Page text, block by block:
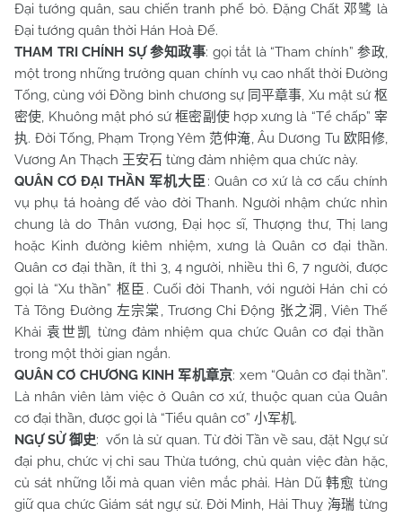
Đại tướng quân, sau chiến tranh phế bỏ. Đặng Chất 邓骘 là
Đại tướng quân thời Hán Hoà Đế.
THAM TRI CHÍNH SỰ参知政事: gọi tắt là “Tham chính” 参政,
một trong những trưởng quan chính vụ cao nhất thời Đường
Tống, cùng với Đồng bình chương sự 同平章事, Xu mật sứ枢
密使, Khuông mật phó sứ框密副使hợp xưng là “Tể chấp”宰
执. Đời Tống, Phạm Trọng Yêm范仲淹, Âu Dương Tu 欧阳修,
Vương An Thạch 王安石 từng đảm nhiệm qua chức này.
QUÂN CƠ ĐẠI THẦN 军机大臣 : Quân cơ xứ là cơ cấu chính
vụ phụ tá hoàng đế vào đời Thanh. Người nhậm chức nhìn
chung là do Thân vương, Đại học sĩ, Thượng thư, Thị lang
hoặc Kinh đường kiêm nhiệm, xưng là Quân cơ đại thần.
Quân cơ đại thần, ít thì 3, 4 người, nhiều thì 6, 7 người, được
gọi là “Xu thần” 枢臣 . Cuối đời Thanh, với người Hán chỉ có
Tả Tông Đường 左宗棠 , Trương Chi Động 张之洞 , Viên Thế
Khải 袁世凯 từng đảm nhiệm qua chức Quân cơ đại thần
trong một thời gian ngắn.
QUÂN CƠ CHƯƠNG KINH 军机章京: xem “Quân cơ đại thần”.
Là nhân viên làm việc ở Quân cơ xứ, thuộc quan của Quân
cơ đại thần, được gọi là “Tiểu quân cơ” 小军机.
NGỰ SỬ御史: vốn là sử quan. Từ đời Tần về sau, đặt Ngự sử
đại phu, chức vị chỉ sau Thừa tướng, chủ quản việc đàn hặc,
củ sát những lỗi mà quan viên mắc phải. Hàn Dũ韩愈 từng
giữ qua chức Giám sát ngự sử. Đời Minh, Hải Thuỵ 海瑞 từng